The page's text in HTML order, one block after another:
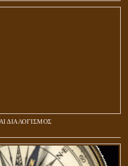
ΔΙΑΛΟΓΙΣΜΟΣ
ΤΗΣ ΑΛΗΘΕΙΑΣ;
ΑΡΠΑΓΗ: ΔΥΟ ΔΙΑΦΟΡΕΤΙΚΕΣ